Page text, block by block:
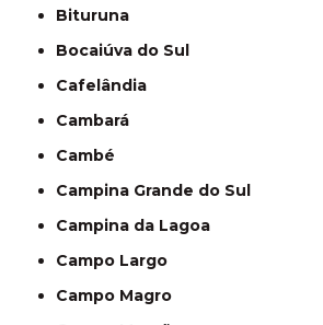
Bituruna
Bocaiúva do Sul
Cafelândia
Cambará
Cambé
Campina Grande do Sul
Campina da Lagoa
Campo Largo
Campo Magro